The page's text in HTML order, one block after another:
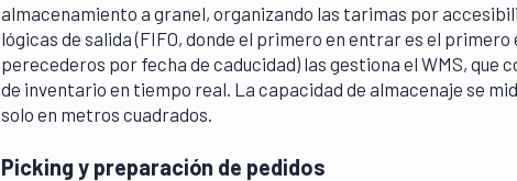
almacenamiento a granel, organizando las tarimas por
lógicas de salida (FIFO, donde el primero en entrar es el primero
perecederos por fecha de caducidad) las gestiona el WMS, que
de inventario en tiempo real. La capacidad de almacenaje se
solo en metros cuadrados.
Picking y preparación de pedidos